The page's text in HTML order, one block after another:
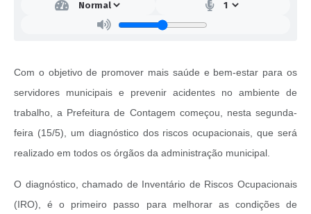
Com o objetivo de promover mais saúde e bem-estar para os
servidores municipais e prevenir acidentes no ambiente de
trabalho, a Prefeitura de Contagem começou, nesta segunda-
feira (15/5), um diagnóstico dos riscos ocupacionais, que será
realizado em todos os órgãos da administração municipal.
O diagnóstico, chamado de Inventário de Riscos Ocupacionais
(IRO), é o primeiro passo para melhorar as condições de